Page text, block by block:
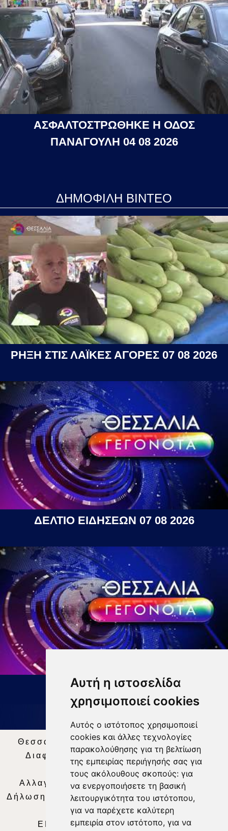
Αυτή η ιστοσελίδα
χρησιμοποιεί cookies
Αυτός ο ιστότοπος χρησιμοποιεί
cookies και άλλες τεχνολογίες
παρακολούθησης για τη βελτίωση
της εμπειρίας περιήγησής σας για
τους ακόλουθους σκοπούς: για
να ενεργοποιήσετε τη βασική
λειτουργικότητα του ιστότοπου,
για να παρέχετε καλύτερη
εμπειρία στον ιστότοπο, για να
ΑΣΦΑΛΤΟΣΤΡΩΘΗΚΕ Η ΟΔΟΣ
ΠΑΝΑΓΟΥΛΗ 04 08 2026
ΔΗΜΟΦΙΛΗ ΒΙΝΤΕΟ
ΡΗΞΗ ΣΤΙΣ ΛΑΪΚΕΣ ΑΓΟΡΕΣ 07 08 2026
ΔΕΛΤΙΟ ΕΙΔΗΣΕΩΝ 07 08 2026
ΔΕΛΤΙΟ ΕΙΔΗΣΕΩΝ 9 8 26
Θεσσαλία Τηλεόραση|SNG Services
Διαφήμιση | Όροι Χρήσης |Δήλωση
Απορρήτου |
Περιεχόμενο
Αλλαγή Προτιμήσεων για τα Cookies
Δήλωση συμμόρφωσης με τη σύσταση (ΕΕ)
2018/334|Ταυτότητα
ΕΝΗΜΕΡΩΣΗ |WEB TV| LIVE